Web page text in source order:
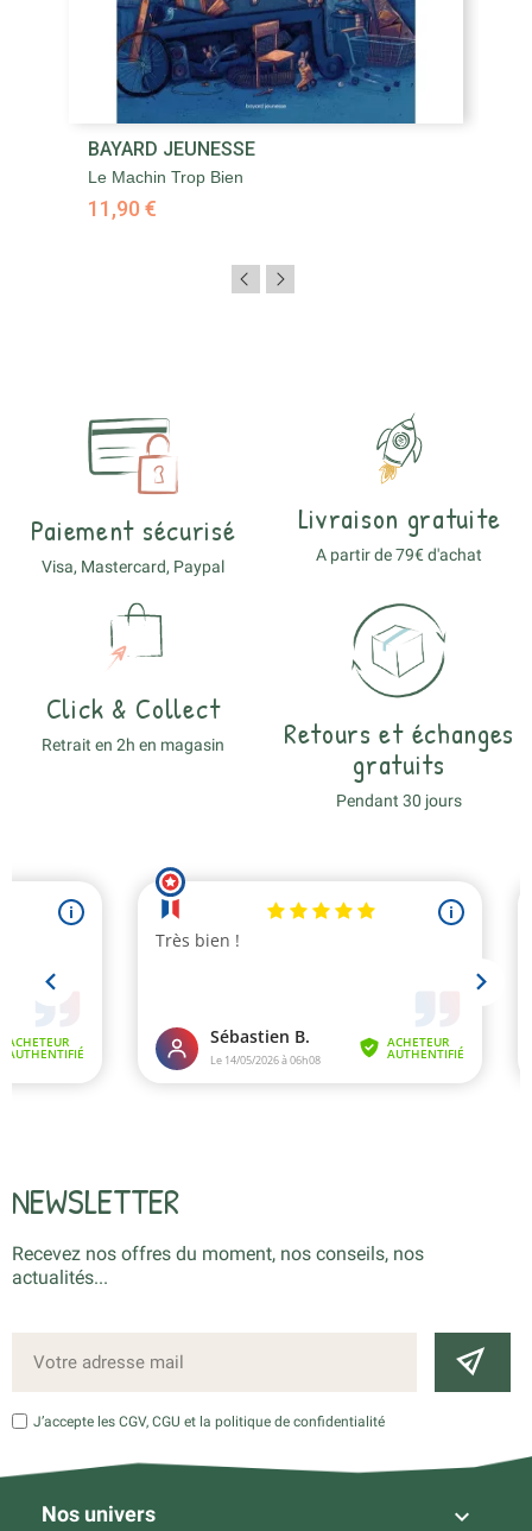
BAYARD JEUNESSE
Le Machin Trop Bien
11,90 €
Paiement sécurisé
Visa, Mastercard, Paypal
Livraison gratuite
A partir de 79€ d'achat
Click & Collect
Retrait en 2h en magasin
Retours et échanges
gratuits
Pendant 30 jours
NEWSLETTER
Recevez nos offres du moment, nos conseils, nos
actualités...
J’accepte les CGV, CGU et la politique de confidentialité
Nos univers 